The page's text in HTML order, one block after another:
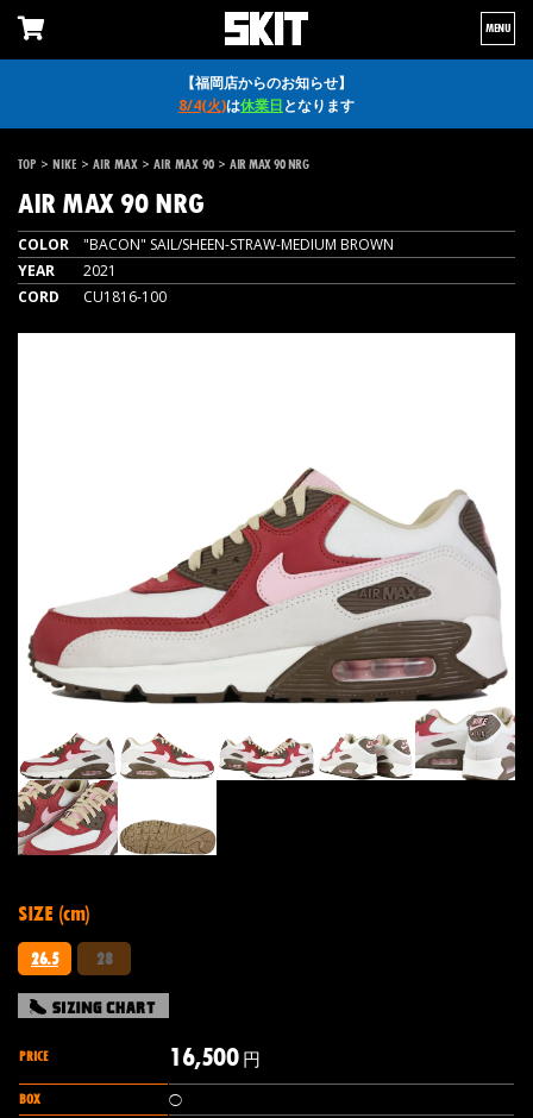
【福岡店からのお知らせ】
8/4(火)は休業日となります
MENU
TOP > NIKE > AIR MAX > AIR MAX 90 > AIR MAX 90 NRG
AIR MAX 90 NRG
COLOR
"BACON" SAIL/SHEEN-STRAW-MEDIUM BROWN
YEAR
2021
CORD
CU1816-100
SIZE (cm)
26.5 28
PRICE 16,500円
BOX ◯